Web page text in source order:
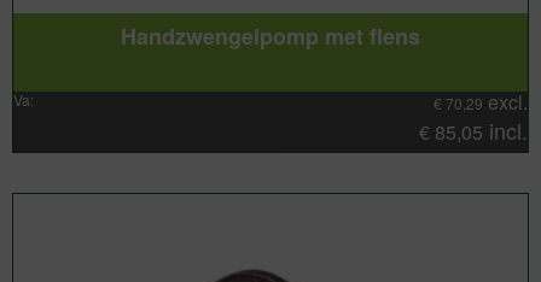
Handzwengelpomp met flens
Va: € 70,29 excl.
€ 85,05 incl.